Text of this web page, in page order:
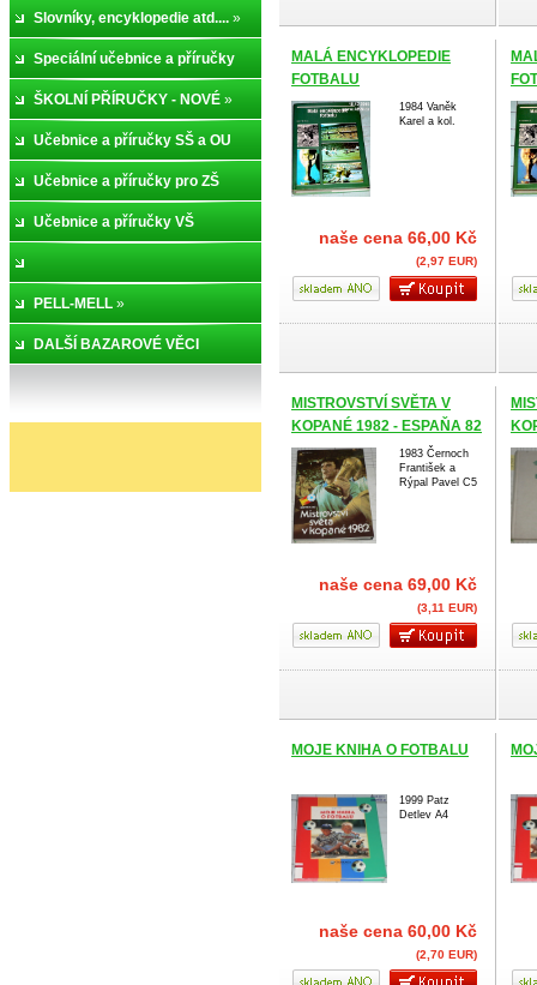
Slovníky, encyklopedie atd.... »
Speciální učebnice a příručky
ŠKOLNÍ PŘÍRUČKY - NOVÉ »
Učebnice a příručky SŠ a OU
Učebnice a příručky pro ZŠ
Učebnice a příručky VŠ
PELL-MELL »
DALŠÍ BAZAROVÉ VĚCI
MALÁ ENCYKLOPEDIE
FOTBALU
1984 Vaněk
Karel a kol.
naše cena 66,00 Kč
(2,97 EUR)
MISTROVSTVÍ SVĚTA V
KOPANÉ 1982 - ESPAŇA 82
1983 Černoch
František a
Rýpal Pavel C5
naše cena 69,00 Kč
(3,11 EUR)
MOJE KNIHA O FOTBALU
1999 Patz
Detlev A4
naše cena 60,00 Kč
(2,70 EUR)